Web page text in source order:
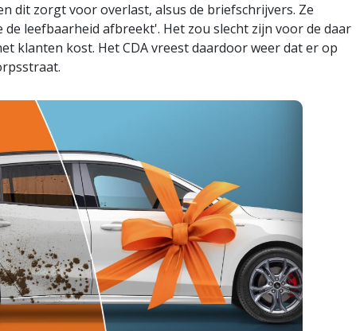
dit zorgt voor overlast, alsus de briefschrijvers. Ze
leefbaarheid afbreekt'. Het zou slecht zijn voor de daar
klanten kost. Het CDA vreest daardoor weer dat er op